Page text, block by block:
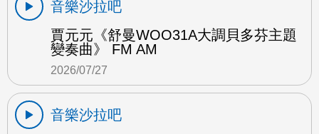
音樂沙拉吧
賈元元《舒曼WOO31A大調貝多芬主題
變奏曲》 FM AM
2026/07/27
音樂沙拉吧